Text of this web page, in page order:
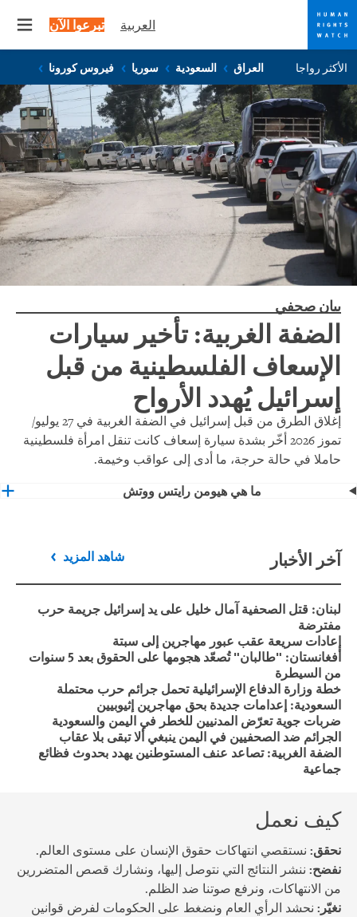
Skip
to
cookie
privacy
notice
Skip
to
main
content
العربية تبرعوا الآن
الأكثر رواجا العراق السعودية سوريا فيروس كورونا
بيان صحفي
الضفة الغربية: تأخير سيارات
الإسعاف الفلسطينية من قبل
إسرائيل يُهدد الأرواح
إغلاق الطرق من قبل إسرائيل في الضفة الغربية في 27 يوليو/
تموز 2026 أخّر بشدة سيارة إسعاف كانت تنقل امرأة فلسطينية
حاملا في حالة حرجة، ما أدى إلى عواقب وخيمة.
ما هي هيومن رايتس ووتش
آخر الأخبار شاهد المزيد
لبنان: قتل الصحفية آمال خليل على يد إسرائيل جريمة حرب
مفترضة
إعادات سريعة عقب عبور مهاجرين إلى سبتة
أفغانستان: "طالبان" تُصعّد هجومها على الحقوق بعد 5 سنوات
من السيطرة
خطة وزارة الدفاع الإسرائيلية تحمل جرائم حرب محتملة
السعودية: إعدامات جديدة بحق مهاجرين إثيوبيين
ضربات جوية تعرّض المدنيين للخطر في اليمن والسعودية
الجرائم ضد الصحفيين في اليمن ينبغي ألا تبقى بلا عقاب
الضفة الغربية: تصاعد عنف المستوطنين يهدد بحدوث فظائع
جماعية
كيف نعمل
نحقق: نستقصي انتهاكات حقوق الإنسان على مستوى العالم.
نفضح: ننشر النتائج التي نتوصل إليها، ونشارك قصص المتضررين
من الانتهاكات، ونرفع صوتنا ضد الظلم.
نغيّر: نحشد الرأي العام ونضغط على الحكومات لفرض قوانين